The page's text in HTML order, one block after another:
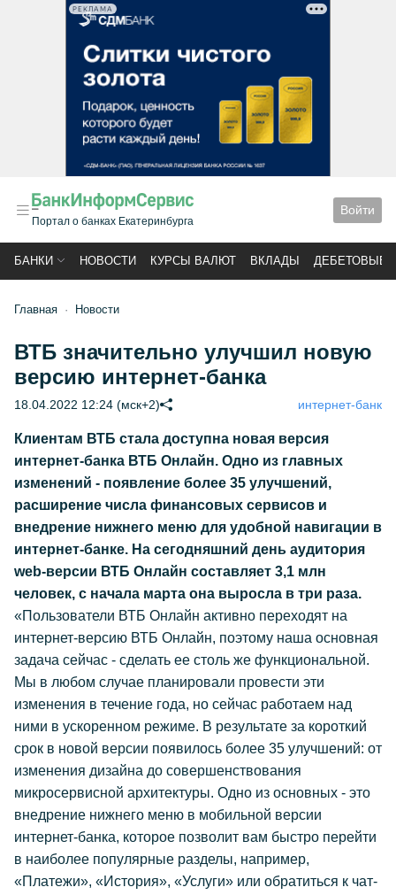
РЕКЛАМА
Портал о банках Екатеринбурга
Войти
БАНКИ НОВОСТИ КУРСЫ ВАЛЮТ ВКЛАДЫ ДЕБЕТОВЫЕ
Главная Новости
ВТБ значительно улучшил новую
версию интернет-банка
18.04.2022 12:24 (мск+2) интернет-банк
Клиентам ВТБ стала доступна новая версия
интернет-банка ВТБ Онлайн. Одно из главных
изменений - появление более 35 улучшений,
расширение числа финансовых сервисов и
внедрение нижнего меню для удобной навигации в
интернет-банке. На сегодняшний день аудитория
web-версии ВТБ Онлайн составляет 3,1 млн
человек, с начала марта она выросла в три раза.
«Пользователи ВТБ Онлайн активно переходят на
интернет-версию ВТБ Онлайн, поэтому наша основная
задача сейчас - сделать ее столь же функциональной.
Мы в любом случае планировали провести эти
изменения в течение года, но сейчас работаем над
ними в ускоренном режиме. В результате за короткий
срок в новой версии появилось более 35 улучшений: от
изменения дизайна до совершенствования
микросервисной архитектуры. Одно из основных - это
внедрение нижнего меню в мобильной версии
интернет-банка, которое позволит вам быстро перейти
в наиболее популярные разделы, например,
«Платежи», «История», «Услуги» или обратиться к чат-